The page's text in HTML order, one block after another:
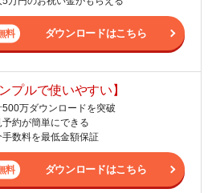
ダウンロードはこちら
ンプルで使いやすい】
500万ダウンロードを突破
予約が簡単にできる
手数料を最低金額保証
ダウンロードはこちら